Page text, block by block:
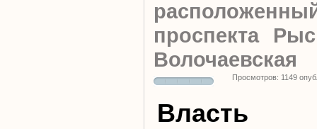
проспекта
Волочаевская
Просмотров: 1149
Власть